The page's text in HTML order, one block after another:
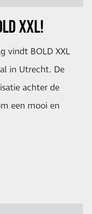
XXL!
vindt BOLD XXL
in Utrecht. De
achter de
een mooi en